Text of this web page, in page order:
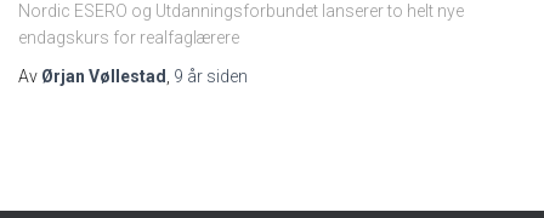
Nordic ESERO og Utdanningsforbundet lanserer to helt nye
endagskurs for realfaglærere
Av Ørjan Vøllestad, 9 år siden